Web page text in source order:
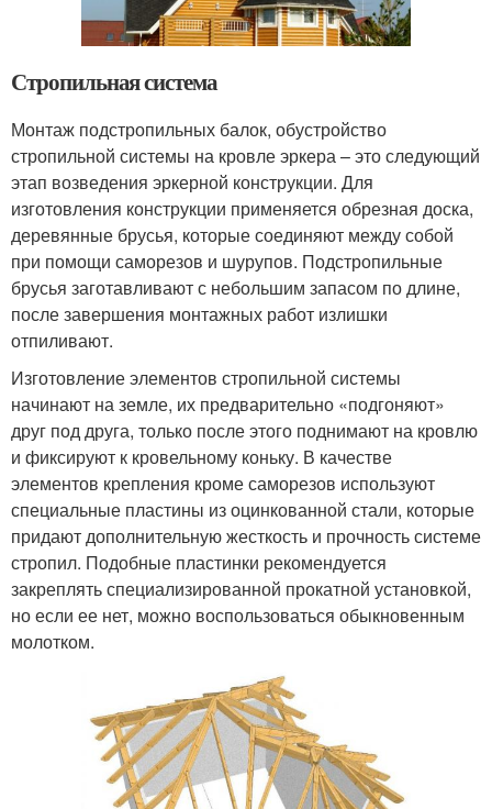
Стропильная система
Монтаж подстропильных балок, обустройство
стропильной системы на кровле эркера – это следующий
этап возведения эркерной конструкции. Для
изготовления конструкции применяется обрезная доска,
деревянные брусья, которые соединяют между собой
при помощи саморезов и шурупов. Подстропильные
брусья заготавливают с небольшим запасом по длине,
после завершения монтажных работ излишки
отпиливают.
Изготовление элементов стропильной системы
начинают на земле, их предварительно «подгоняют»
друг под друга, только после этого поднимают на кровлю
и фиксируют к кровельному коньку. В качестве
элементов крепления кроме саморезов используют
специальные пластины из оцинкованной стали, которые
придают дополнительную жесткость и прочность системе
стропил. Подобные пластинки рекомендуется
закреплять специализированной прокатной установкой,
но если ее нет, можно воспользоваться обыкновенным
молотком.